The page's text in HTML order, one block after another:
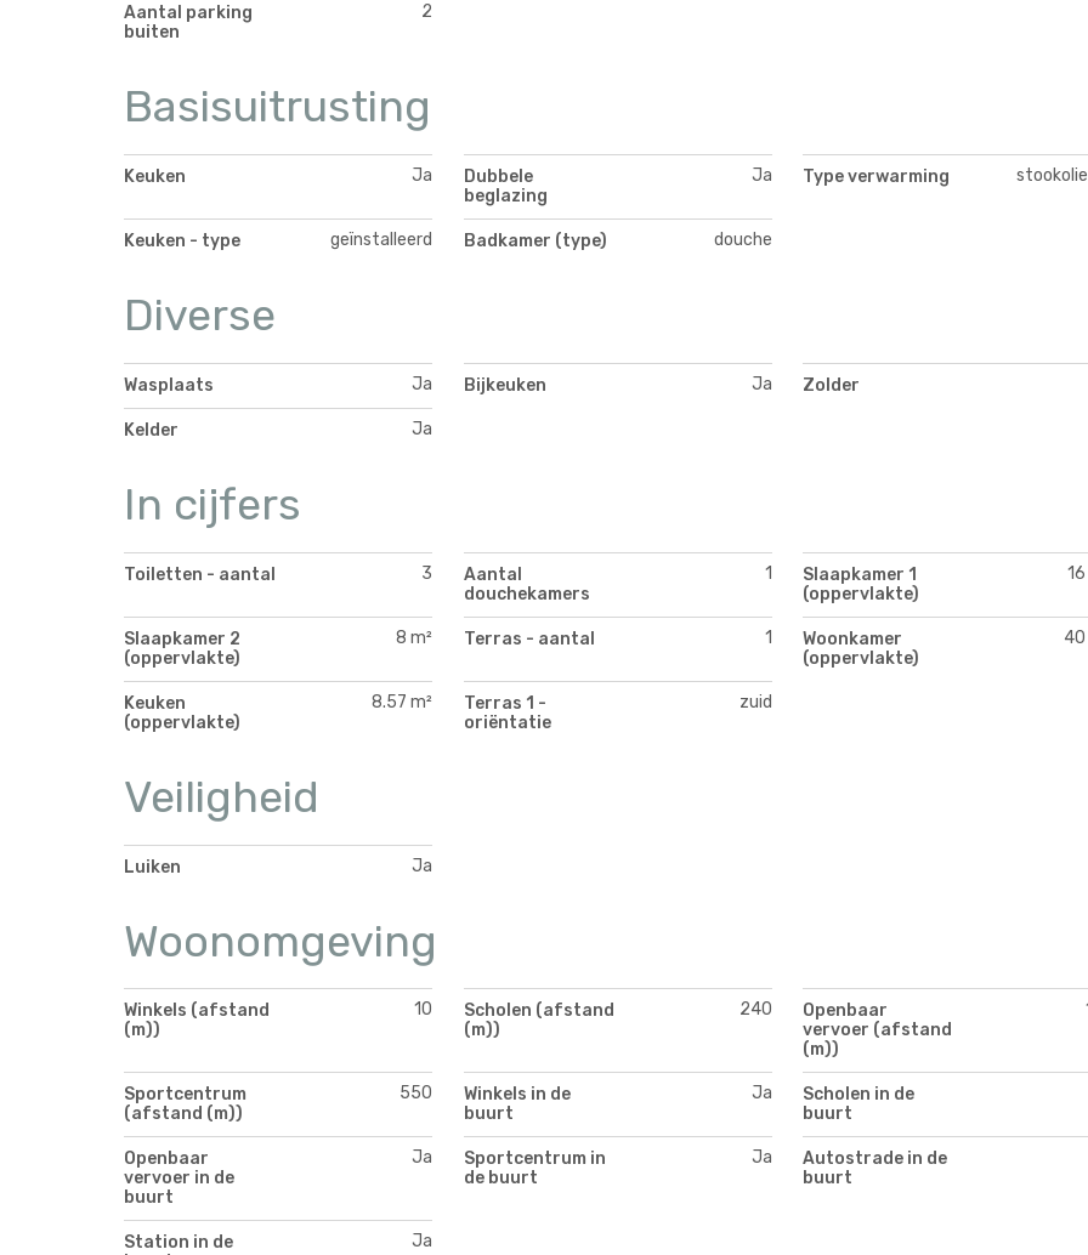
Aantal parking
buiten
2
Basisuitrusting
Keuken Ja
Dubbele
beglazing
Ja Type verwarming
Keuken - type geïnstalleerd Badkamer (type) douche
Diverse
Wasplaats Ja Bijkeuken Ja Zolder
Kelder Ja
In cijfers
Toiletten - aantal 3
Aantal
douchekamers
1
Slaapkamer 1
(oppervlakte)
16
Slaapkamer 2
(oppervlakte)
8 m² Terras - aantal 1
Woonkamer
(oppervlakte)
40
Keuken
(oppervlakte)
8.57 m²
Terras 1 -
oriëntatie
zuid
Veiligheid
Luiken Ja
Woonomgeving
Winkels (afstand
(m))
10
Scholen (afstand
(m))
240
Openbaar
vervoer (afstand
(m))
Sportcentrum
(afstand (m))
550
Winkels in de
buurt
Ja
Scholen in de
buurt
Openbaar
vervoer in de
buurt
Ja
Sportcentrum in
de buurt
Ja
Autostrade in de
buurt
Station in de
Ja